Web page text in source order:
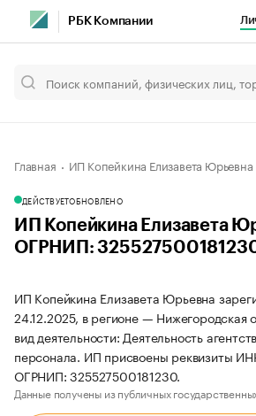
РБК Компании
Главная ИП Копейкина Елизавета Юрьевна
ДЕЙСТВУЕТОБНОВЛЕНО
ИП Копейкина Елизавета
ОГРНИП:
ИП Копейкина Елизавета Юрьевна
24.12.2025, в регионе — Нижегородская
вид деятельности: Деятельность
персонала. ИП присвоены реквизиты
ОГРНИП: 325527500181230.
Данные получены из публичных